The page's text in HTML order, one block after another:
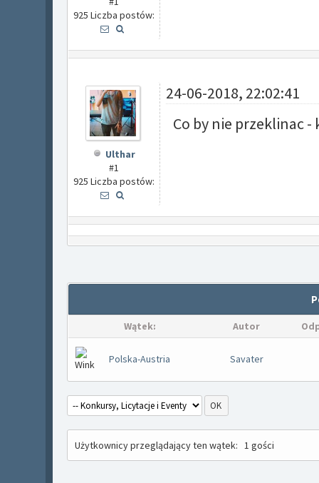
925 Liczba postów:
Ulthar
#1
925 Liczba postów:
24-06-2018, 22:02:41
Co by nie przeklinac
Wątek: Autor
Polska-Austria Savater
Użytkownicy przeglądający ten wątek:1 gości